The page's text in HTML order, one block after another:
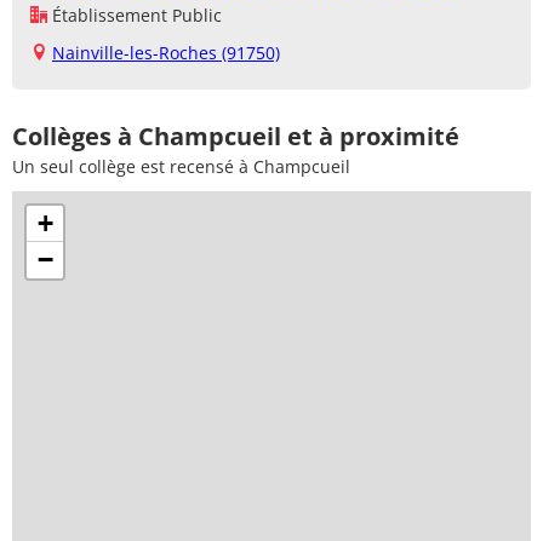
Établissement Public
Nainville-les-Roches (91750)
Collèges à Champcueil et à proximité
Un seul collège est recensé à Champcueil
+
−